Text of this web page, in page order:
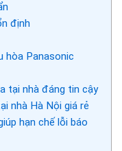
định
hòa Panasonic
tại nhà đáng tin cậy
nhà Hà Nội giá rẻ
hạn chế lỗi báo